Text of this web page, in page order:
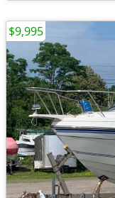
$9,995